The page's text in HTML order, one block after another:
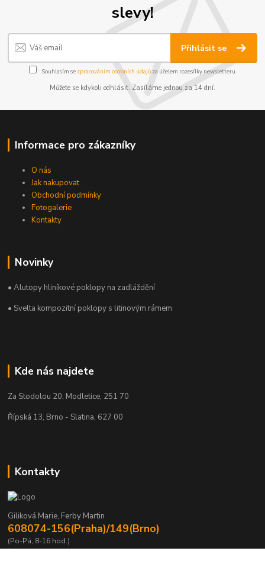
slevy!
Přihlásit se
Souhlasím se zpracováním osobních údajůza účelem rozesílky newsletteru.
Můžete se kdykoli odhlásit. Zasíláme jednou za 14 dní.
Informace pro zákazníky
O nás
Jak nakupovat
Obchodní podmínky
Fotogalerie
Kontakty
Novinky
• Alutopy hliníkové poklopy na zadláždění
• Svelta kompozitní poklopy s litinovým rámem
Kde nás najdete
Za Stodolou 20, Modletice, 251 70
Řípská 13, Brno - Slatina, 627 00
Kontakty
Giliková Marie, Ferby Martin
608074-156(Praha)/149(Brno)
(Po-Pá, 8-16 hod.)